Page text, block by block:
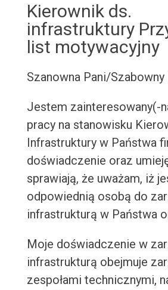
Kierownik ds.
infrastruktury
list motywacyjny
Szanowna Pani/Szabowny
Jestem zainteresowany(-
pracy na stanowisku
Infrastruktury w Państwa
doświadczenie oraz
sprawiają, że uważam, iż
odpowiednią osobą do
infrastrukturą w Państwa
Moje doświadczenie w
infrastrukturą obejmuje
zespołami technicznymi,